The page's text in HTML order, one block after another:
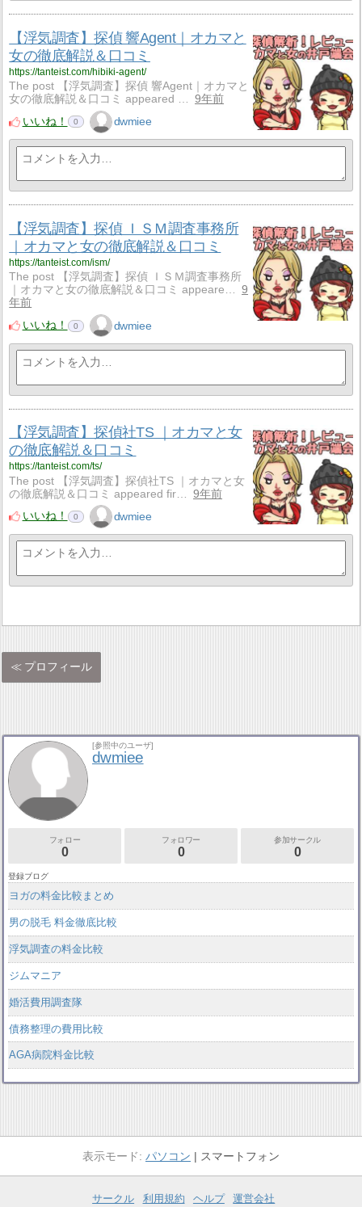
【浮気調査】探偵 響Agent｜オカマと
女の徹底解説＆口コミ
https://tanteist.com/hibiki-agent/
The post 【浮気調査】探偵 響Agent｜オカマと
女の徹底解説＆口コミ appeared …
9年前
いいね！
0 dwmiee
【浮気調査】探偵 ＩＳＭ調査事務所
｜オカマと女の徹底解説＆口コミ
https://tanteist.com/ism/
The post 【浮気調査】探偵 ＩＳＭ調査事務所
｜オカマと女の徹底解説＆口コミ appeare…
9
年前
いいね！
0 dwmiee
【浮気調査】探偵社TS ｜オカマと女
の徹底解説＆口コミ
https://tanteist.com/ts/
The post 【浮気調査】探偵社TS ｜オカマと女
の徹底解説＆口コミ appeared fir…
9年前
いいね！
0 dwmiee
プロフィール
[参照中のユーザ]
dwmiee
フォロー
0
フォロワー
0
参加サークル
0
登録ブログ
ヨガの料金比較まとめ
男の脱毛 料金徹底比較
浮気調査の料金比較
ジムマニア
婚活費用調査隊
債務整理の費用比較
AGA病院料金比較
パソコン スマートフォン
サークル 利用規約 ヘルプ 運営会社